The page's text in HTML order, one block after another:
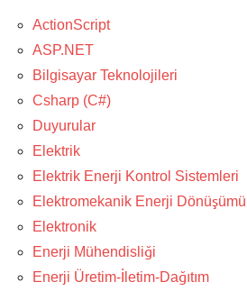
ActionScript
ASP.NET
Bilgisayar Teknolojileri
Csharp (C#)
Duyurular
Elektrik
Elektrik Enerji Kontrol Sistemleri
Elektromekanik Enerji Dönüşümü
Elektronik
Enerji Mühendisliği
Enerji Üretim-İletim-Dağıtım